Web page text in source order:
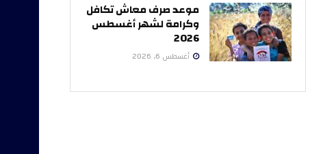
موعد صرف معاش تكافل
وكرامة لشهر أغسطس
2026
أغسطس 6, 2026